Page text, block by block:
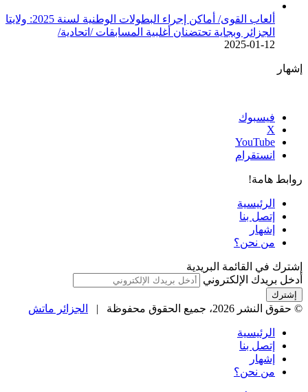
ألعاب القوى/ أماكن إجراء البطولات الوطنية لسنة 2025: ولايتا
الجزائر وبجاية تحتضنان أغلبية المسابقات /اتحادية/
2025-01-12
إشهار
فيسبوك
‫X
‫YouTube
انستقرام
روابط هامة!
الرئيسية
إتصل بنا
إشهار
من نحن؟
إشترك في القائمة البريدية
أدخل بريدك الإلكتروني
© حقوق النشر 2026، جميع الحقوق محفوظة | الجزائر ماتش
الرئيسية
إتصل بنا
إشهار
من نحن؟